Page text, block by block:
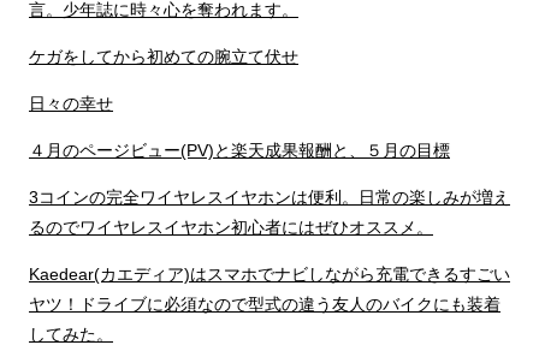
言。少年誌に時々心を奪われます。
ケガをしてから初めての腕立て伏せ
日々の幸せ
４月のページビュー(PV)と楽天成果報酬と、５月の目標
3コインの完全ワイヤレスイヤホンは便利。日常の楽しみが増え
るのでワイヤレスイヤホン初心者にはぜひオススメ。
Kaedear(カエディア)はスマホでナビしながら充電できるすごい
ヤツ！ドライブに必須なので型式の違う友人のバイクにも装着
してみた。